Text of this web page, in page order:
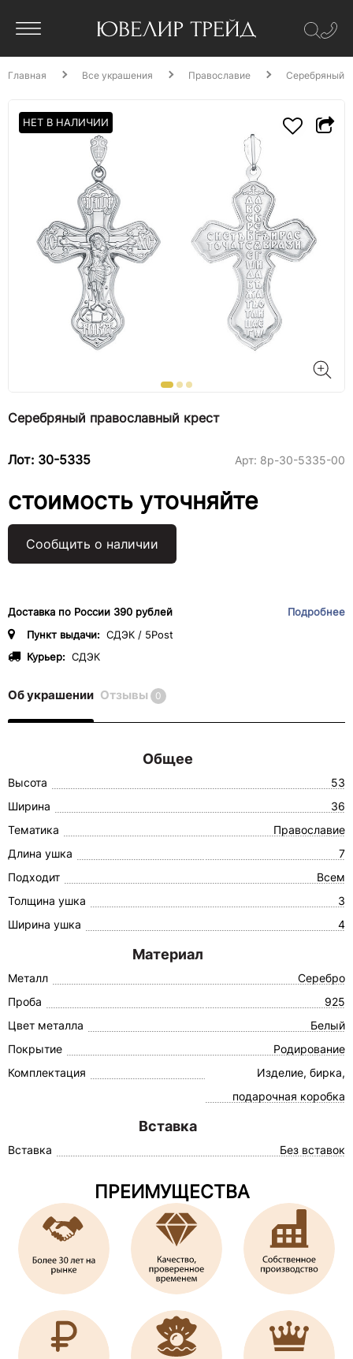
Главная Все украшения Православие Серебряный
НЕТ В НАЛИЧИИ
Серебряный православный крест
Лот: 30-5335 Арт: 8р-30-5335-00
стоимость уточняйте
Сообщить о наличии
Доставка по России 390 рублей
Подробнее
Пункт выдачи: СДЭК / 5Post
Курьер: СДЭК
Об украшении Отзывы 0
Общее
Высота
53
Ширина
36
Тематика
Православие
Длина ушка
7
Подходит
Всем
Толщина ушка
3
Ширина ушка
4
Материал
Металл
Серебро
Проба
925
Цвет металла
Белый
Покрытие
Родирование
Комплектация
Изделие, бирка,
подарочная коробка
Вставка
Вставка Без вставок
ПРЕИМУЩЕСТВА